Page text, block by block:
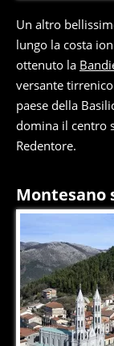
Un altro
lungo la costa
ottenuto la
versante
paese della
domina il centro
Redentore.
Montesano